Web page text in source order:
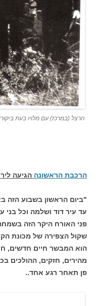
הרצל (במרכז) עם מלויו בעת
הרכבת הראשונה הגיעה
"ביום הראשון בשבוע הזה
עד עיר דוד ושלמה וכל בני
פני האורח היקר הזה
שקול הצפירה של מכונת
הוא המבשר חיים חדשים,
מהירים, חזקים, ההולכים
פן תאחר רגע אחד..